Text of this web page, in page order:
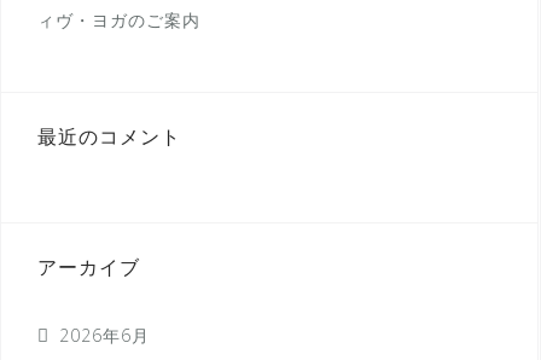
ィヴ・ヨガのご案内
最近のコメント
アーカイブ
2026年6月